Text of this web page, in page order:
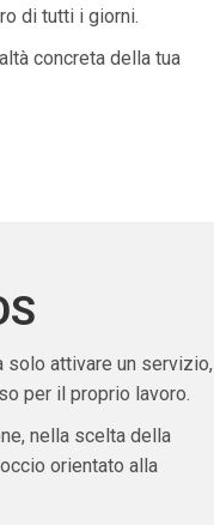
di tutti i giorni.
concreta della tua
solo attivare un servizio,
per il proprio lavoro.
nella scelta della
orientato alla